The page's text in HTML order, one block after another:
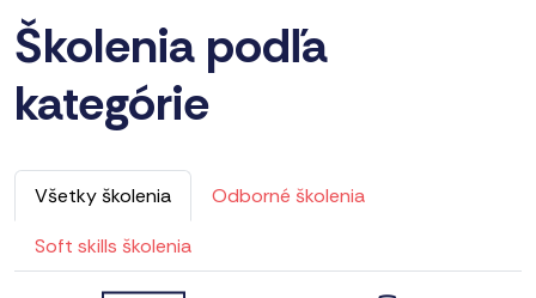
Školenia podľa
kategórie
Všetky školenia
Odborné školenia
Soft skills školenia